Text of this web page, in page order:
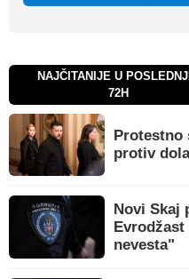
NAJČITANIJE U
72H
Protestno
protiv
Novi Skaj
nevesta"